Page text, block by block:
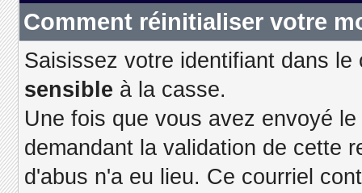
Comment réinitialiser votre
Saisissez votre identifiant dans
sensible à la casse.
Une fois que vous avez envoyé
demandant la validation de cette
d'abus n'a eu lieu. Ce courriel